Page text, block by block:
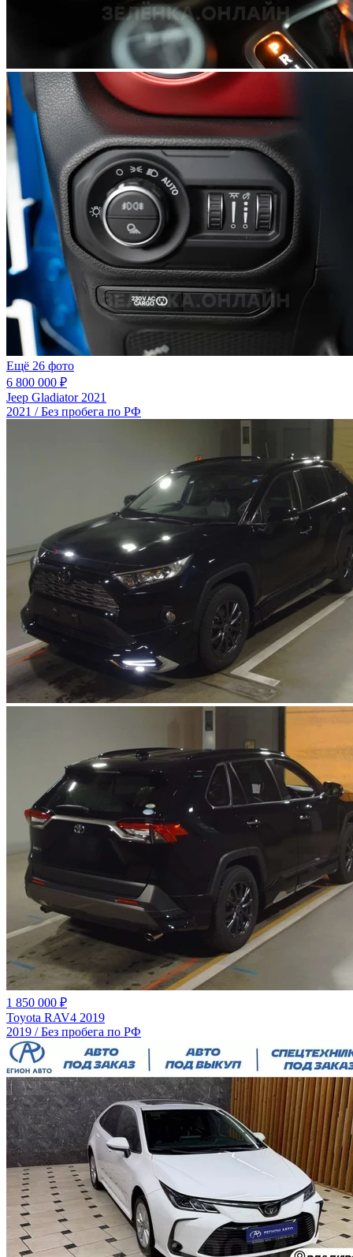
Ещё 26 фото
6 800 000 ₽
Jeep Gladiator 2021
2021 / Без пробега по РФ
1 850 000 ₽
Toyota RAV4 2019
2019 / Без пробега по РФ